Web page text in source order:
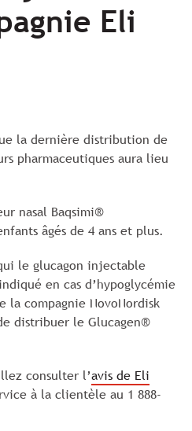
Eli
la dernière distribution de
pharmaceutiques aura lieu
nasal Baqsimi®
âgés de 4 ans et plus.
le glucagon injectable
en cas d’hypoglycémie
compagnie NovoNordisk
distribuer le Glucagen®
consulter l’avis de Eli
à la clientèle au 1 888-